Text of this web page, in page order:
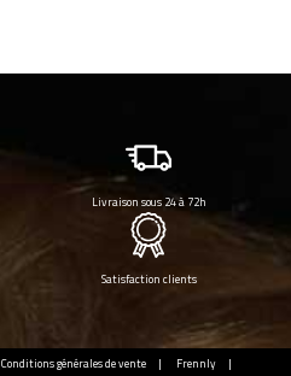
Livraison sous 24 à 72h
Satisfaction clients
Conditions générales de vente
Frennly